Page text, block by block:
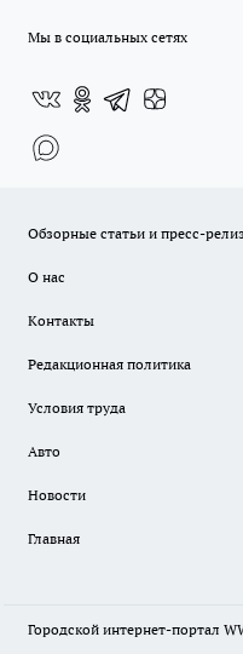
Мы в социальных сетях
Обзорные статьи и пресс-
О нас
Контакты
Редакционная политика
Условия труда
Авто
Новости
Главная
Городской интернет-портал